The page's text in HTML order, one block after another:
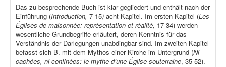
Das zu besprechende Buch ist klar gegliedert und enthält nach der
Einführung (Introduction, 7-15) acht Kapitel. Im ersten Kapitel (Les
Églises de maisonnée: représentation et réalité, 17-34) werden
wesentliche Grundbegriffe erläutert, deren Kenntnis für das
Verständnis der Darlegungen unabdingbar sind. Im zweiten Kapitel
befasst sich B. mit dem Mythos einer Kirche im Untergrund (Ni
cachées, ni confinées: le mythe d’une Église souterraine, 35-52).